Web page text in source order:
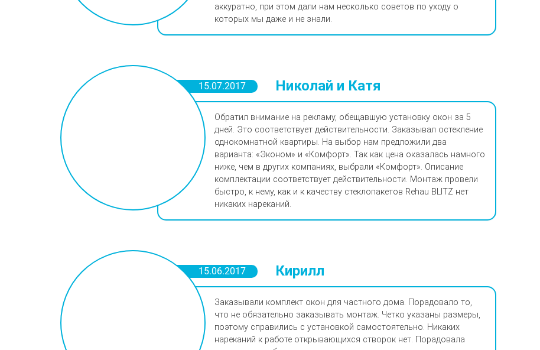
аккуратно, при этом дали нам несколько советов по уходу о
которых мы даже и не знали.
15.07.2017 Николай и Катя
Обратил внимание на рекламу, обещавшую установку окон за 5
дней. Это соответствует действительности. Заказывал остекление
однокомнатной квартиры. На выбор нам предложили два
варианта: «Эконом» и «Комфорт». Так как цена оказалась намного
ниже, чем в других компаниях, выбрали «Комфорт». Описание
комплектации соответствует действительности. Монтаж провели
быстро, к нему, как и к качеству стеклопакетов Rehau BLITZ нет
никаких нареканий.
15.06.2017 Кирилл
Заказывали комплект окон для частного дома. Порадовало то,
что не обязательно заказывать монтаж. Четко указаны размеры,
поэтому справились с установкой самостоятельно. Никаких
нареканий к работе открывающихся створок нет. Порадовала